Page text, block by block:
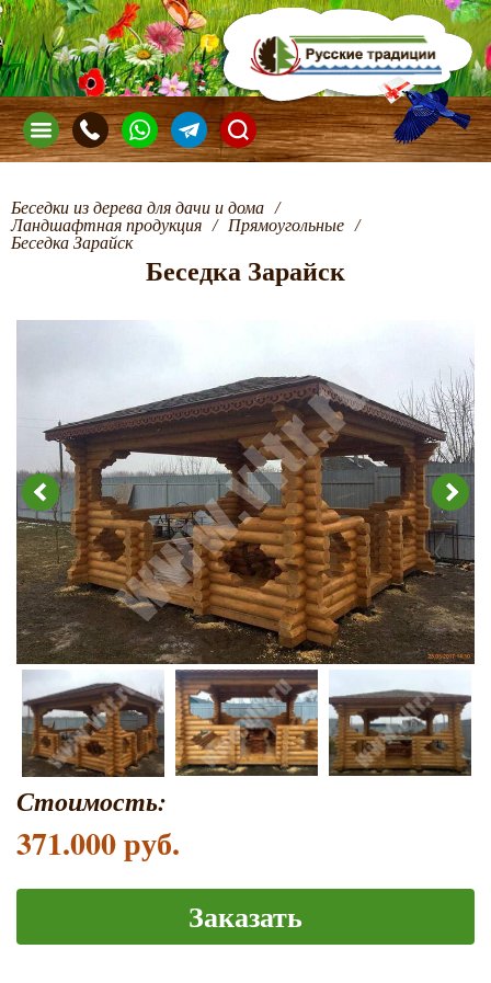
Беседки из дерева для дачи и дома /
Ландшафтная продукция / Прямоугольные /
Беседка Зарайск
Беседка Зарайск
Стоимость:
371.000 руб.
Заказать